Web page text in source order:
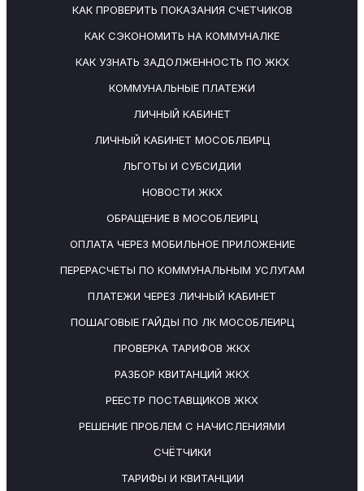
КАК ПРОВЕРИТЬ ПОКАЗАНИЯ СЧЕТЧИКОВ
КАК СЭКОНОМИТЬ НА КОММУНАЛКЕ
КАК УЗНАТЬ ЗАДОЛЖЕННОСТЬ ПО ЖКХ
КОММУНАЛЬНЫЕ ПЛАТЕЖИ
ЛИЧНЫЙ КАБИНЕТ
ЛИЧНЫЙ КАБИНЕТ МОСОБЛЕИРЦ
ЛЬГОТЫ И СУБСИДИИ
НОВОСТИ ЖКХ
ОБРАЩЕНИЕ В МОСОБЛЕИРЦ
ОПЛАТА ЧЕРЕЗ МОБИЛЬНОЕ ПРИЛОЖЕНИЕ
ПЕРЕРАСЧЕТЫ ПО КОММУНАЛЬНЫМ УСЛУГАМ
ПЛАТЕЖИ ЧЕРЕЗ ЛИЧНЫЙ КАБИНЕТ
ПОШАГОВЫЕ ГАЙДЫ ПО ЛК МОСОБЛЕИРЦ
ПРОВЕРКА ТАРИФОВ ЖКХ
РАЗБОР КВИТАНЦИЙ ЖКХ
РЕЕСТР ПОСТАВЩИКОВ ЖКХ
РЕШЕНИЕ ПРОБЛЕМ С НАЧИСЛЕНИЯМИ
СЧЁТЧИКИ
ТАРИФЫ И КВИТАНЦИИ